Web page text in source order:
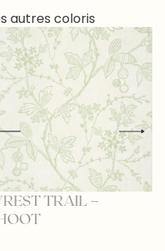
autres coloris
TRAIL –